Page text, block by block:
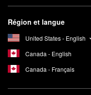
Région et langue
United States - English
Canada - English
Canada - Français